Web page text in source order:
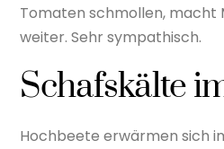
Tomaten schmollen, macht
weiter. Sehr sympathisch.
Schafskälte
Hochbeete erwärmen sich